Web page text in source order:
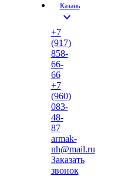
Казань
expand_more
+7
(917)
858-
66-
66
+7
(960)
083-
48-
87
armak-
nh@mail.ru
Заказать
звонок